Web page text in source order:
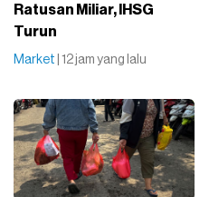
Ratusan Miliar, IHSG
Turun
Market | 12 jam yang lalu